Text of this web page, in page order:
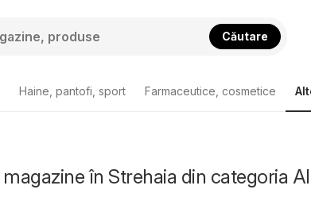
Căutare
Haine, pantofi, sport Farmaceutice, cosmetice
în Strehaia din categoria